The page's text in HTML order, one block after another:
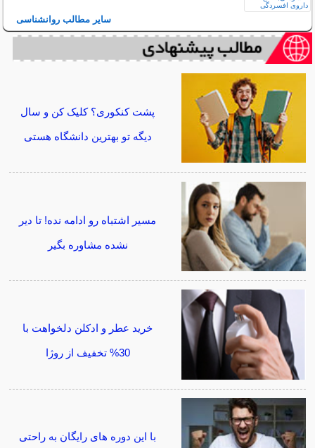
سایر مطالب روانشناسی
پشت کنکوری؟ کلیک کن و سال
دیگه تو بهترین دانشگاه هستی
مسیر اشتباه رو ادامه نده! تا دیر
نشده مشاوره بگیر
خرید عطر و ادکلن دلخواهت با
30% تخفیف از روژا
با این دوره های رایگان به راحتی